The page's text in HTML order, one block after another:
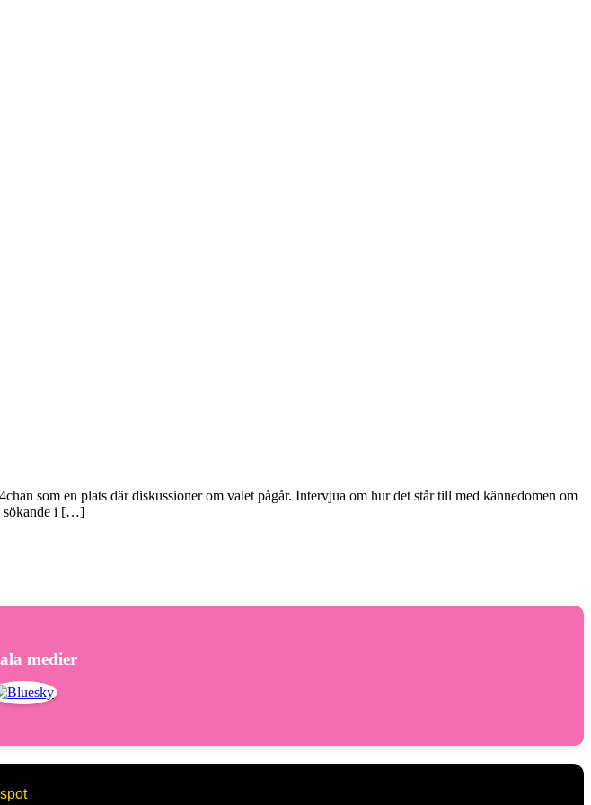
som en plats där diskussioner om valet pågår. Intervjua om hur det står till med kännedomen om
sökande i […]
medier